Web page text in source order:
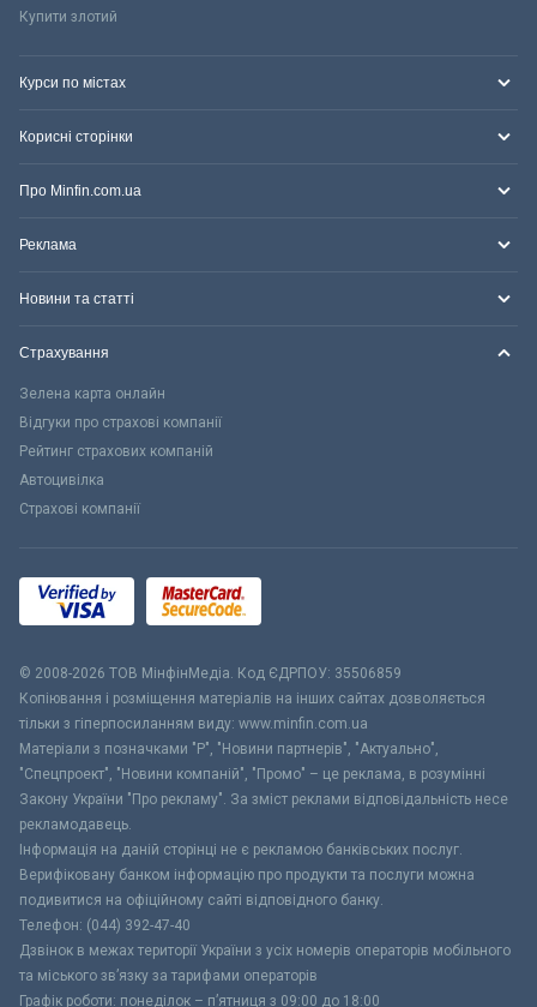
Купити злотий
Курси по містах
Корисні сторінки
Про Minfin.com.ua
Реклама
Новини та статті
Страхування
Зелена карта онлайн
Відгуки про страхові компанії
Рейтинг страхових компаній
Автоцивілка
Страхові компанії
© 2008-2026 ТОВ МiнфiнМедiа. Код ЄДРПОУ: 35506859
Копіювання і розміщення матеріалів на інших сайтах дозволяється
тільки з гіперпосиланням виду: www.minfin.com.ua
Матеріали з позначками "Р", "Новини партнерів", "Актуально",
"Спецпроект", "Новини компаній", "Промо" – це реклама, в розумінні
Закону України "Про рекламу". За зміст реклами відповідальність несе
рекламодавець.
Інформація на даній сторінці не є рекламою банківських послуг.
Верифіковану банком інформацію про продукти та послуги можна
подивитися на офіційному сайті відповідного банку.
Телефон: (044) 392-47-40
Дзвінок в межах території України з усіх номерів операторів мобільного
та міського зв’язку за тарифами операторів
Графік роботи: понеділок – п’ятниця з 09:00 до 18:00